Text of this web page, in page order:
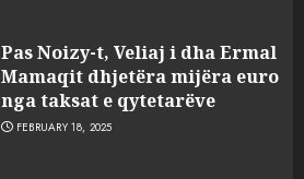
Pas Noizy-t, Veliaj i dha Ermal
Mamaqit dhjetëra mijëra euro
nga taksat e qytetarëve
FEBRUARY 18, 2025
ngjau me Talo Çelën”,
dëshmia e Nuredin Dumanit
flet për PERSONAT që e
plagosën!